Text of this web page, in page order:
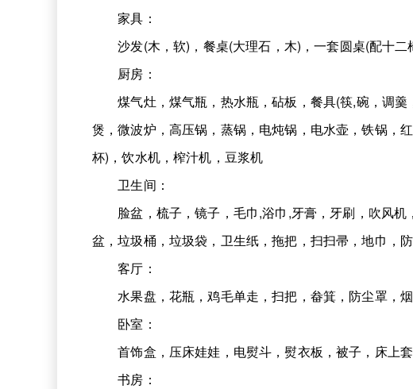
家具：
沙发(木，软)，餐桌(大理石，木)，一套圆桌(配十二
厨房：
煤气灶，煤气瓶，热水瓶，砧板，餐具(筷,碗，调羹
煲，微波炉，高压锅，蒸锅，电炖锅，电水壶，铁锅，
杯)，饮水机，榨汁机，豆浆机
卫生间：
脸盆，梳子，镜子，毛巾,浴巾,牙膏，牙刷，吹风机
盆，垃圾桶，垃圾袋，卫生纸，拖把，扫扫帚，地巾，
客厅：
水果盘，花瓶，鸡毛单走，扫把，畚箕，防尘罩，
卧室：
首饰盒，压床娃娃，电熨斗，熨衣板，被子，床上
书房：